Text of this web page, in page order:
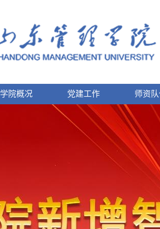
学院概况 党建工作 师资